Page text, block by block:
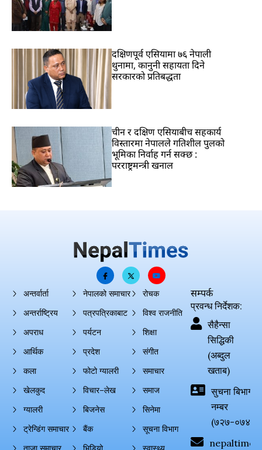
दक्षिणपूर्व एसियामा ७६ नेपाली
थुनामा, कानुनी सहायता दिने
सरकारको प्रतिबद्धता
चीन र दक्षिण एसियाबीच सहकार्य
विस्तारमा नेपालले गतिशील पुलको
भूमिका निर्वाह गर्न सक्छ :
परराष्ट्रमन्त्री खनाल
अन्तर्वार्ता
अन्तर्राष्ट्रिय
अपराध
आर्थिक
कला
खेलकुद
ग्यालरी
ट्रेन्डिंग समाचार
नेपालको समाचार
पत्रपत्रिकाबाट
पर्यटन
प्रदेश
फोटो ग्यालरी
विचार–लेख
बिजनेस
बैंक
रोचक
विश्व राजनीति
शिक्षा
संगीत
समाचार
समाज
सिनेमा
सूचना विभाग
सम्पर्क
प्रवन्ध निर्देशक:
सैहैन्सा
सिद्धिकी
(अब्दुल
खताब)
सुचना बिभाग
नम्बर
(७२७-०७४-